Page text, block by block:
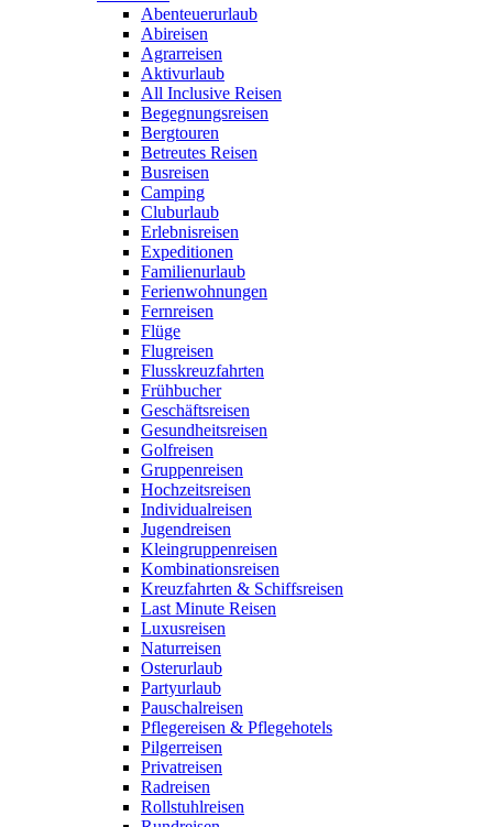
Abenteuerurlaub
Abireisen
Agrarreisen
Aktivurlaub
All Inclusive Reisen
Begegnungsreisen
Bergtouren
Betreutes Reisen
Busreisen
Camping
Cluburlaub
Erlebnisreisen
Expeditionen
Familienurlaub
Ferienwohnungen
Fernreisen
Flüge
Flugreisen
Flusskreuzfahrten
Frühbucher
Geschäftsreisen
Gesundheitsreisen
Golfreisen
Gruppenreisen
Hochzeitsreisen
Individualreisen
Jugendreisen
Kleingruppenreisen
Kombinationsreisen
Kreuzfahrten & Schiffsreisen
Last Minute Reisen
Luxusreisen
Naturreisen
Osterurlaub
Partyurlaub
Pauschalreisen
Pflegereisen & Pflegehotels
Pilgerreisen
Privatreisen
Radreisen
Rollstuhlreisen